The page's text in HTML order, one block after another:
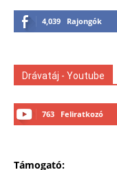
4,039 Rajongók
Drávatáj - Youtube
763 Feliratkozó
Támogató: